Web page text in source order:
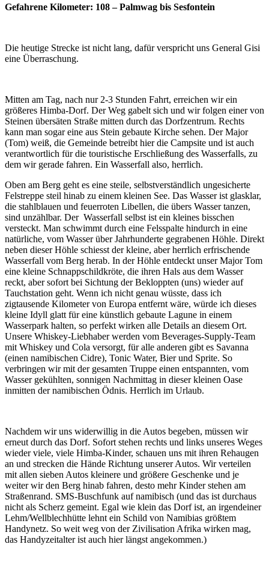
Gefahrene Kilometer: 108 – Palmwag bis Sesfontein
Die heutige Strecke ist nicht lang, dafür verspricht uns General Gisi
eine Überraschung.
Mitten am Tag, nach nur 2-3 Stunden Fahrt, erreichen wir ein
größeres Himba-Dorf. Der Weg gabelt sich und wir folgen einer von
Steinen übersäten Straße mitten durch das Dorfzentrum. Rechts
kann man sogar eine aus Stein gebaute Kirche sehen. Der Major
(Tom) weiß, die Gemeinde betreibt hier die Campsite und ist auch
verantwortlich für die touristische Erschließung des Wasserfalls, zu
dem wir gerade fahren. Ein Wasserfall also, herrlich.
Oben am Berg geht es eine steile, selbstverständlich ungesicherte
Felstreppe steil hinab zu einem kleinen See. Das Wasser ist glasklar,
die stahlblauen und feuerroten Libellen, die übers Wasser tanzen,
sind unzählbar. Der Wasserfall selbst ist ein kleines bisschen
versteckt. Man schwimmt durch eine Felsspalte hindurch in eine
natürliche, vom Wasser über Jahrhunderte gegrabenen Höhle. Direkt
neben dieser Höhle schiesst der kleine, aber herrlich erfrischende
Wasserfall vom Berg herab. In der Höhle entdeckt unser Major Tom
eine kleine Schnappschildkröte, die ihren Hals aus dem Wasser
reckt, aber sofort bei Sichtung der Bekloppten (uns) wieder auf
Tauchstation geht. Wenn ich nicht genau wüsste, dass ich
zigtausende Kilometer von Europa entfernt wäre, würde ich dieses
kleine Idyll glatt für eine künstlich gebaute Lagune in einem
Wasserpark halten, so perfekt wirken alle Details an diesem Ort.
Unsere Whiskey-Liebhaber werden vom Beverages-Supply-Team
mit Whiskey und Cola versorgt, für alle anderen gibt es Savanna
(einen namibischen Cidre), Tonic Water, Bier und Sprite. So
verbringen wir mit der gesamten Truppe einen entspannten, vom
Wasser gekühlten, sonnigen Nachmittag in dieser kleinen Oase
inmitten der namibischen Ödnis. Herrlich im Urlaub.
Nachdem wir uns widerwillig in die Autos begeben, müssen wir
erneut durch das Dorf. Sofort stehen rechts und links unseres Weges
wieder viele, viele Himba-Kinder, schauen uns mit ihren Rehaugen
an und strecken die Hände Richtung unserer Autos. Wir verteilen
mit allen sieben Autos kleinere und größere Geschenke und je
weiter wir den Berg hinab fahren, desto mehr Kinder stehen am
Straßenrand. SMS-Buschfunk auf namibisch (und das ist durchaus
nicht als Scherz gemeint. Egal wie klein das Dorf ist, an irgendeiner
Lehm/Wellblechhütte lehnt ein Schild von Namibias größtem
Handynetz. So weit weg von der Zivilisation Afrika wirken mag,
das Handyzeitalter ist auch hier längst angekommen.)